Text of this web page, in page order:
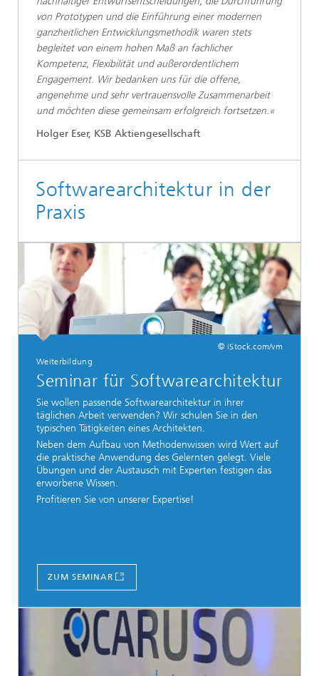
von Prototypen und die Einführung einer modernen
ganzheitlichen Entwicklungsmethodik waren stets
begleitet von einem hohen Maß an fachlicher
Kompetenz, Flexibilität und außerordentlichem
Engagement. Wir bedanken uns für die offene,
angenehme und sehr vertrauensvolle Zusammenarbeit
und möchten diese gemeinsam erfolgreich fortsetzen.«
Holger Eser, KSB Aktiengesellschaft
Softwarearchitektur in der
Praxis
© iStock.com/vm
Weiterbildung
Seminar für Softwarearchitektur
Sie wollen passende Softwarearchitektur in ihrer
täglichen Arbeit verwenden? Wir schulen Sie in den
typischen Tätigkeiten eines Architekten.
Neben dem Aufbau von Methodenwissen wird Wert auf
die praktische Anwendung des Gelernten gelegt. Viele
Übungen und der Austausch mit Experten festigen das
erworbene Wissen.
Profitieren Sie von unserer Expertise!
ZUM SEMINAR